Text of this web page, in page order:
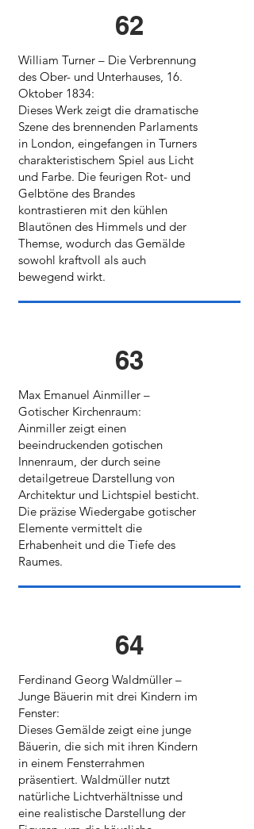
62
William Turner – Die Verbrennung
des Ober- und Unterhauses, 16.
Oktober 1834:
Dieses Werk zeigt die dramatische
Szene des brennenden Parlaments
in London, eingefangen in Turners
charakteristischem Spiel aus Licht
und Farbe. Die feurigen Rot- und
Gelbtöne des Brandes
kontrastieren mit den kühlen
Blautönen des Himmels und der
Themse, wodurch das Gemälde
sowohl kraftvoll als auch
bewegend wirkt.
63
Max Emanuel Ainmiller –
Gotischer Kirchenraum:
Ainmiller zeigt einen
beeindruckenden gotischen
Innenraum, der durch seine
detailgetreue Darstellung von
Architektur und Lichtspiel besticht.
Die präzise Wiedergabe gotischer
Elemente vermittelt die
Erhabenheit und die Tiefe des
Raumes.
64
Ferdinand Georg Waldmüller –
Junge Bäuerin mit drei Kindern im
Fenster:
Dieses Gemälde zeigt eine junge
Bäuerin, die sich mit ihren Kindern
in einem Fensterrahmen
präsentiert. Waldmüller nutzt
natürliche Lichtverhältnisse und
eine realistische Darstellung der